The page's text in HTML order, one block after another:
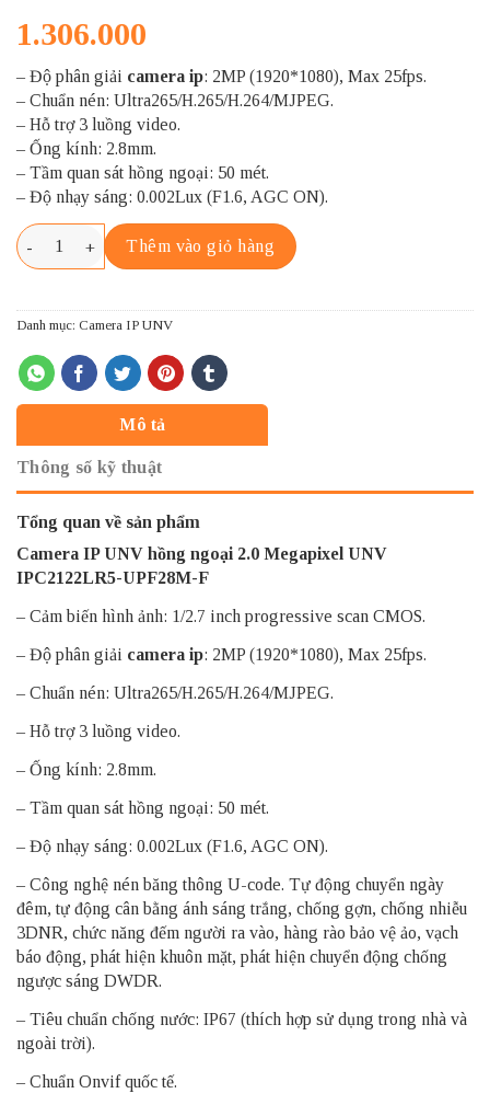
1.306.000
– Độ phân giải camera ip: 2MP (1920*1080), Max 25fps.
– Chuẩn nén: Ultra265/H.265/H.264/MJPEG.
– Hỗ trợ 3 luồng video.
– Ống kính: 2.8mm.
– Tầm quan sát hồng ngoại: 50 mét.
– Độ nhạy sáng: 0.002Lux (F1.6, AGC ON).
UNV IPC2122LR5-UPF28M-F số lượng
Thêm vào giỏ hàng
Danh mục: Camera IP UNV
Mô tả
Thông số kỹ thuật
Tổng quan về sản phẩm
Camera IP UNV hồng ngoại 2.0 Megapixel UNV
IPC2122LR5-UPF28M-F
– Cảm biến hình ảnh: 1/2.7 inch progressive scan CMOS.
– Độ phân giải camera ip: 2MP (1920*1080), Max 25fps.
– Chuẩn nén: Ultra265/H.265/H.264/MJPEG.
– Hỗ trợ 3 luồng video.
– Ống kính: 2.8mm.
– Tầm quan sát hồng ngoại: 50 mét.
– Độ nhạy sáng: 0.002Lux (F1.6, AGC ON).
– Công nghệ nén băng thông U-code. Tự động chuyển ngày
đêm, tự động cân bằng ánh sáng trắng, chống gợn, chống nhiễu
3DNR, chức năng đếm người ra vào, hàng rào bảo vệ ảo, vạch
báo động, phát hiện khuôn mặt, phát hiện chuyển động chống
ngược sáng DWDR.
– Tiêu chuẩn chống nước: IP67 (thích hợp sử dụng trong nhà và
ngoài trời).
– Chuẩn Onvif quốc tế.